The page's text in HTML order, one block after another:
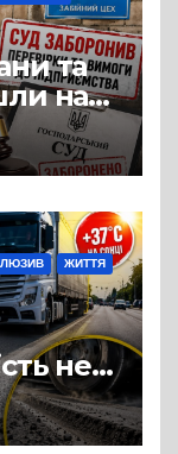
та
на
птиці
ЖИТТЯ
не